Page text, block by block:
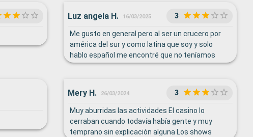
Luz angela H. 16/03/2025 3
Me gusto en general pero al ser un crucero por
américa del sur y como latina que soy y solo
hablo español me encontré que no teníamos
peliculas en español para los tiempos de
afuera solo en ingreso con solo le colocaran sub
títulos en español ahí podemos ver todos y
observe que este espacio mantenía vacío, las
excursiones todas en ingles muchos latinos la
tuvieron que comprar afuera, observe que en el
Mery H. 26/03/2024 3
Muy aburridas las actividades El casino lo
cerraban cuando todavía había gente y muy
temprano sin explicación alguna Los shows